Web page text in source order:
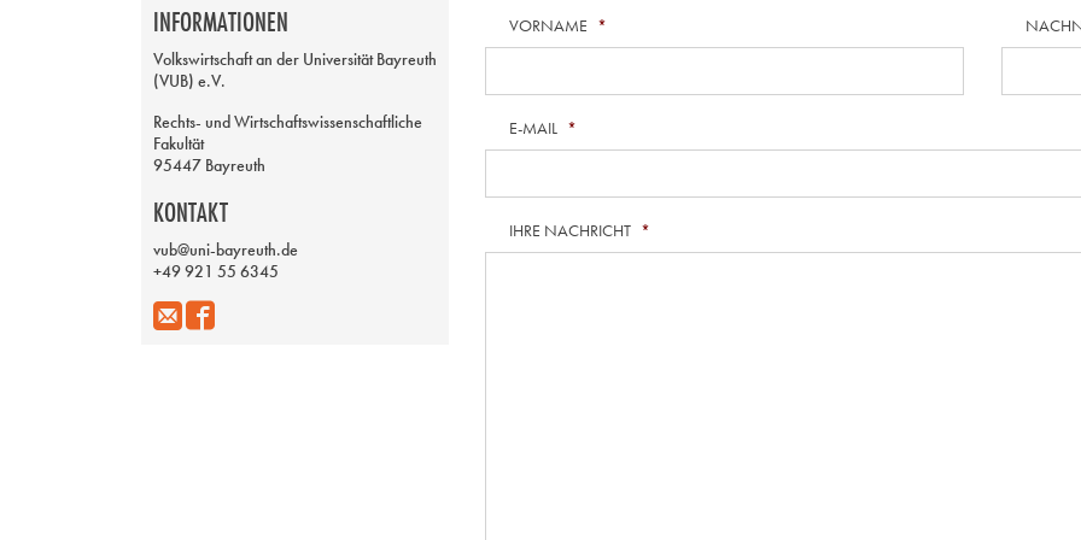
INFORMATIONEN
Volkswirtschaft an der Universität Bayreuth
(VUB) e.V.
Rechts- und Wirtschaftswissenschaftliche
Fakultät
95447 Bayreuth
KONTAKT
vub@uni-bayreuth.de
+49 921 55 6345
VORNAME *
E-MAIL *
IHRE NACHRICHT *